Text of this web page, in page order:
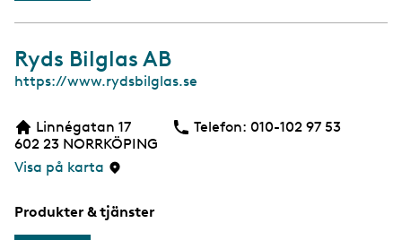
Ryds Bilglas AB
W
https://www.rydsbilglas.se
Linnégatan 17
602 23 NORRKÖPING
Visa på karta
Telefon: Telefon
010-102 97 53
Produkter & tjänster